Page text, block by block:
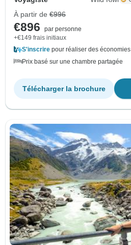
À partir de €996
€896
par personne
+€149 frais initiaux
S'inscrire pour réaliser des économies
Prix basé sur une chambre partagée
Télécharger la brochure